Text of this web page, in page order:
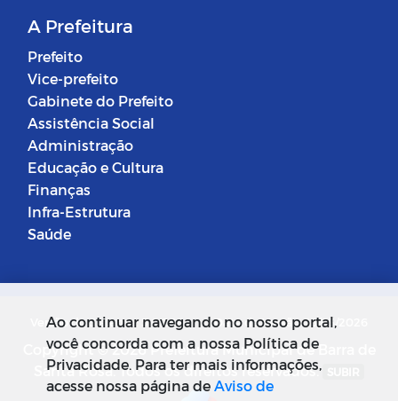
A Prefeitura
Prefeito
Vice-prefeito
Gabinete do Prefeito
Assistência Social
Administração
Educação e Cultura
Finanças
Infra-Estrutura
Saúde
Versão do Sistema: 5.0.268 Data da Versão: 18/03/2026
Copyright © 2026 Prefeitura Municipal de Barra de
Santa Rosa. Todos os direitos reservados.
Ao continuar navegando no nosso portal,
você concorda com a nossa Política de
Privacidade. Para ter mais informações,
acesse nossa página deAviso de